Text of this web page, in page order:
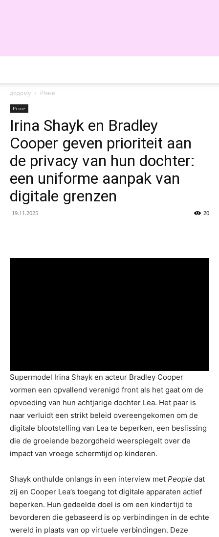
додому
Різне
Різне
Irina Shayk en Bradley
Cooper geven prioriteit aan
de privacy van hun dochter:
een uniforme aanpak van
digitale grenzen
19.11.2025 20
Supermodel Irina Shayk en acteur Bradley Cooper
vormen een opvallend verenigd front als het gaat om de
opvoeding van hun achtjarige dochter Lea. Het paar is
naar verluidt een strikt beleid overeengekomen om de
digitale blootstelling van Lea te beperken, een beslissing
die de groeiende bezorgdheid weerspiegelt over de
impact van vroege schermtijd op kinderen.
Shayk onthulde onlangs in een interview met People dat
zij en Cooper Lea’s toegang tot digitale apparaten actief
beperken. Hun gedeelde doel is om een ​​kindertijd te
bevorderen die gebaseerd is op verbindingen in de echte
wereld in plaats van op virtuele verbindingen. Deze